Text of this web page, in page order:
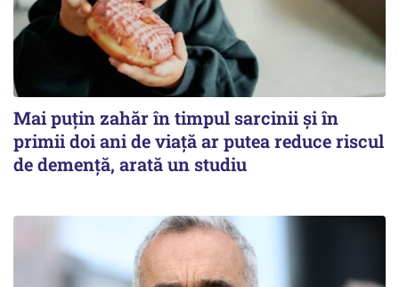
Mai puțin zahăr în timpul sarcinii și în
primii doi ani de viață ar putea reduce riscul
de demență, arată un studiu